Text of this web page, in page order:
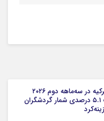
درآمد گردشگری ترکیه در سه‌ماهه دوم ۲۰۲۶
کاهش یافت/ افت ۵.۱ درصدی شمار گردشگران